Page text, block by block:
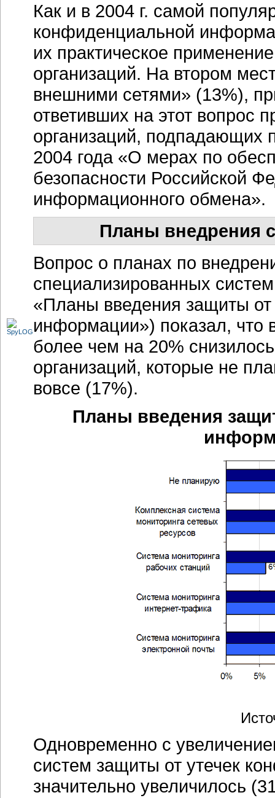
Как и в 2004 г. самой
конфиденциальной
их практическое
организаций. На втором
внешними сетями» (13%),
ответивших на этот вопрос
организаций, подпадающих
2004 года «О мерах по
безопасности Российской
информационного обмена».
Планы внедрения
Вопрос о планах по
специализированных
«Планы введения защиты
информации») показал, что
более чем на 20%
организаций, которые не
вовсе (17%).
Планы введения
Одновременно с
систем защиты от утечек
значительно увеличилось